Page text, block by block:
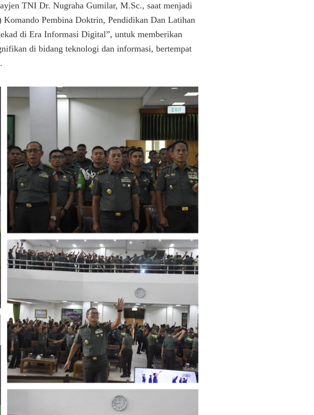
TNI Dr. Nugraha Gumilar, M.Sc., saat menjadi
Pembina Doktrin, Pendidikan Dan Latihan
di Era Informasi Digital”, untuk memberikan
di bidang teknologi dan informasi, bertempat